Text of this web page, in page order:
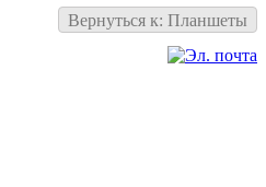
Вернуться к: Планшеты